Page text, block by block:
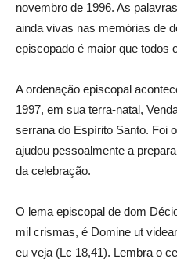
novembro de 1996. As
ainda vivas nas memórias de
episcopado é maior que todos
A ordenação episcopal
1997, em sua terra-natal,
serrana do Espírito Santo. Foi
ajudou pessoalmente a
da celebração.
O lema episcopal de dom
mil crismas, é Domine ut
eu veja (Lc 18,41). Lembra o